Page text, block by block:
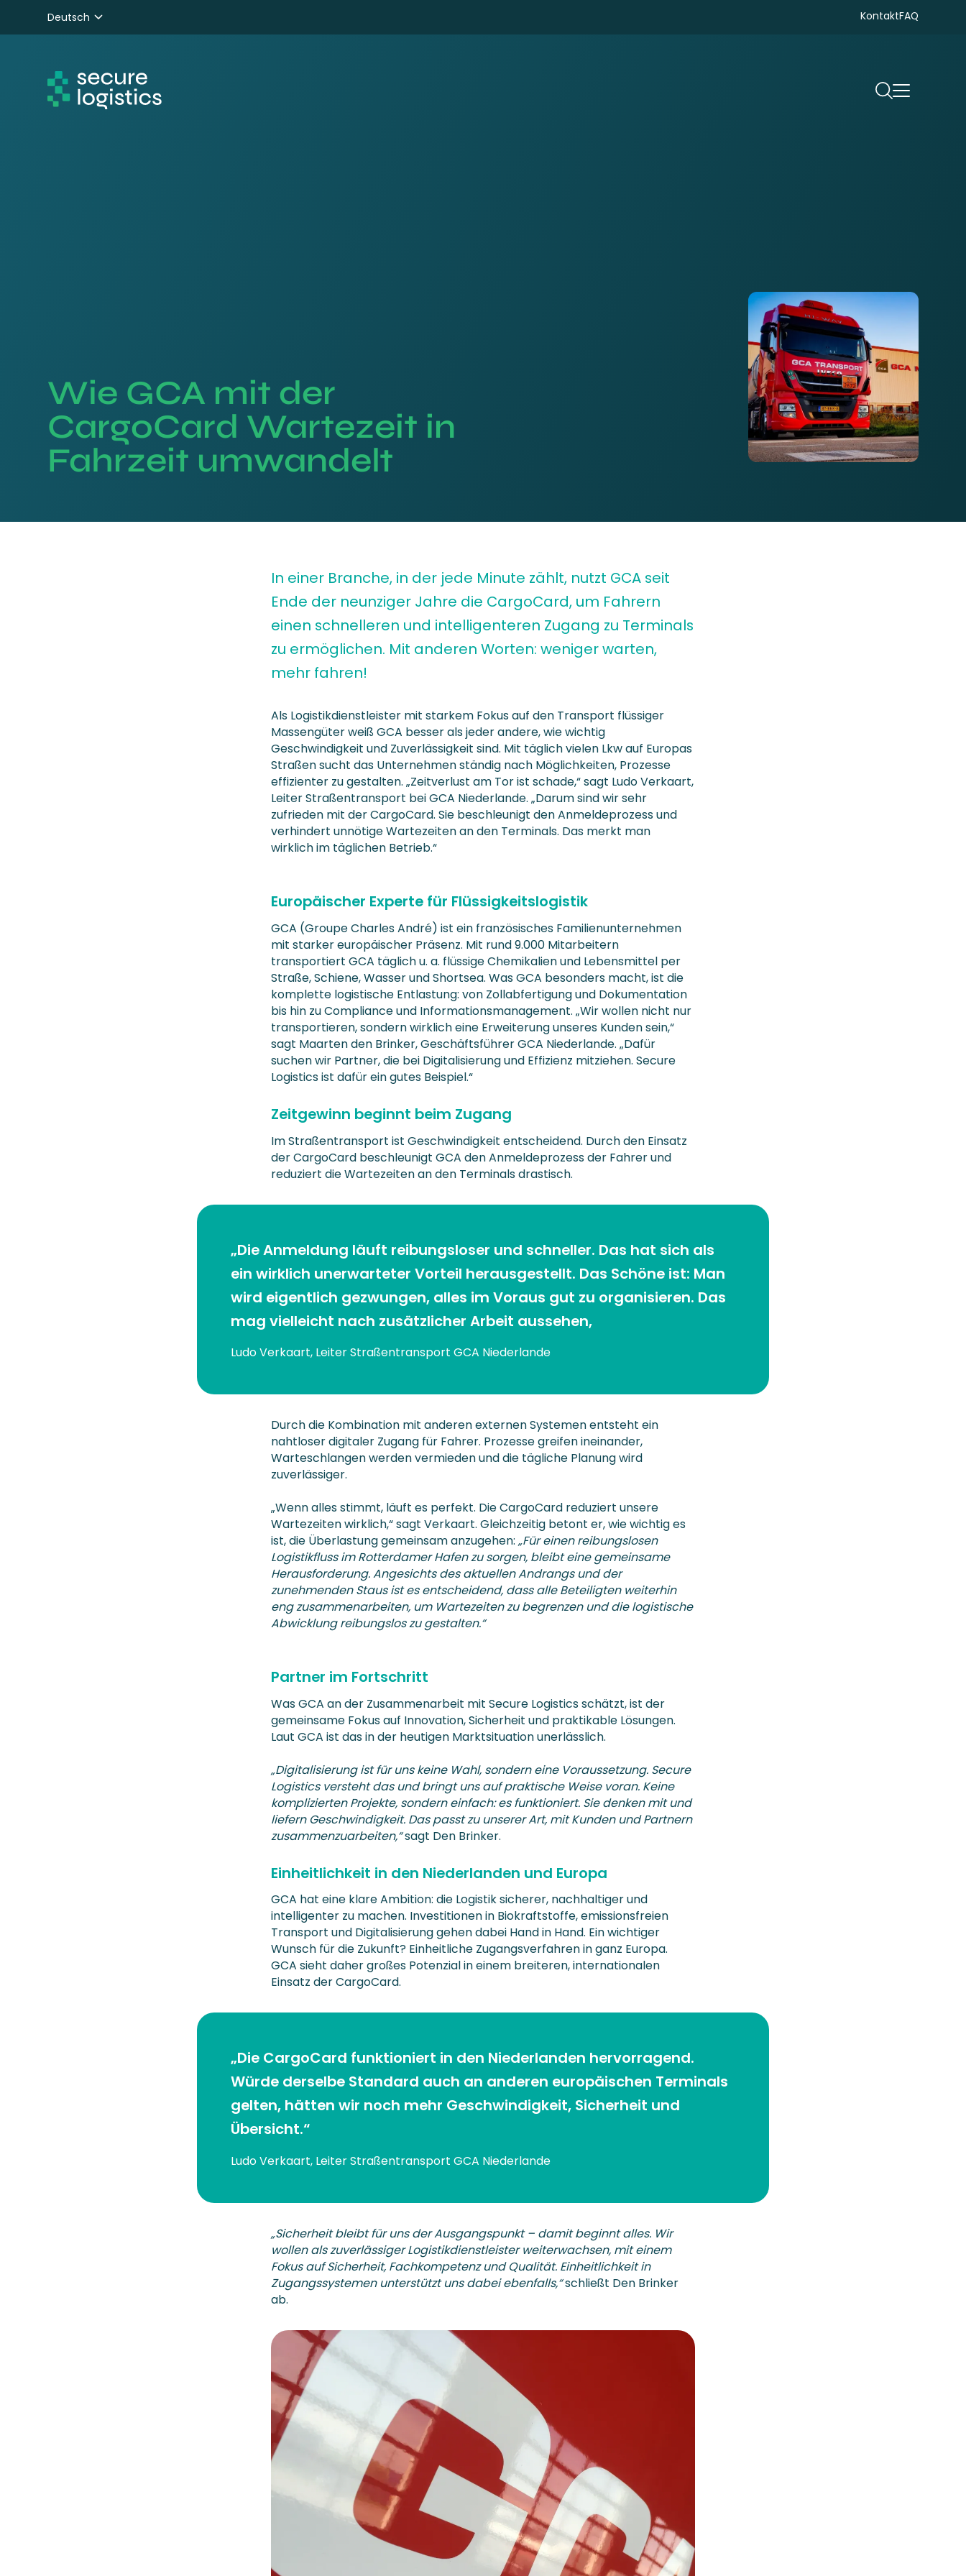
Deutsch
Nederlands
KontaktFAQ
Wie GCA mit der
CargoCard Wartezeit in
Fahrzeit umwandelt
In einer Branche, in der jede Minute zählt, nutzt GCA seit
Ende der neunziger Jahre die CargoCard, um Fahrern
einen schnelleren und intelligenteren Zugang zu Terminals
zu ermöglichen. Mit anderen Worten: weniger warten,
mehr fahren!
Als Logistikdienstleister mit starkem Fokus auf den Transport flüssiger
Massengüter weiß GCA besser als jeder andere, wie wichtig
Geschwindigkeit und Zuverlässigkeit sind. Mit täglich vielen Lkw auf Europas
Straßen sucht das Unternehmen ständig nach Möglichkeiten, Prozesse
effizienter zu gestalten. „Zeitverlust am Tor ist schade,“ sagt Ludo Verkaart,
Leiter Straßentransport bei GCA Niederlande. „Darum sind wir sehr
zufrieden mit der CargoCard. Sie beschleunigt den Anmeldeprozess und
verhindert unnötige Wartezeiten an den Terminals. Das merkt man
wirklich im täglichen Betrieb.“
Europäischer Experte für Flüssigkeitslogistik
GCA (Groupe Charles André) ist ein französisches Familienunternehmen
mit starker europäischer Präsenz. Mit rund 9.000 Mitarbeitern
transportiert GCA täglich u. a. flüssige Chemikalien und Lebensmittel per
Straße, Schiene, Wasser und Shortsea. Was GCA besonders macht, ist die
komplette logistische Entlastung: von Zollabfertigung und Dokumentation
bis hin zu Compliance und Informationsmanagement. „Wir wollen nicht nur
transportieren, sondern wirklich eine Erweiterung unseres Kunden sein,“
sagt Maarten den Brinker, Geschäftsführer GCA Niederlande. „Dafür
suchen wir Partner, die bei Digitalisierung und Effizienz mitziehen. Secure
Logistics ist dafür ein gutes Beispiel.“
Zeitgewinn beginnt beim Zugang
Im Straßentransport ist Geschwindigkeit entscheidend. Durch den Einsatz
der CargoCard beschleunigt GCA den Anmeldeprozess der Fahrer und
reduziert die Wartezeiten an den Terminals drastisch.
„Die Anmeldung läuft reibungsloser und schneller. Das hat sich als
ein wirklich unerwarteter Vorteil herausgestellt. Das Schöne ist: Man
wird eigentlich gezwungen, alles im Voraus gut zu organisieren. Das
mag vielleicht nach zusätzlicher Arbeit aussehen,
Ludo Verkaart, Leiter Straßentransport GCA Niederlande
Durch die Kombination mit anderen externen Systemen entsteht ein
nahtloser digitaler Zugang für Fahrer. Prozesse greifen ineinander,
Warteschlangen werden vermieden und die tägliche Planung wird
zuverlässiger.
„Wenn alles stimmt, läuft es perfekt. Die CargoCard reduziert unsere
Wartezeiten wirklich,“ sagt Verkaart. Gleichzeitig betont er, wie wichtig es
ist, die Überlastung gemeinsam anzugehen:„Für einen reibungslosen
Logistikfluss im Rotterdamer Hafen zu sorgen, bleibt eine gemeinsame
Herausforderung. Angesichts des aktuellen Andrangs und der
zunehmenden Staus ist es entscheidend, dass alle Beteiligten weiterhin
eng zusammenarbeiten, um Wartezeiten zu begrenzen und die logistische
Abwicklung reibungslos zu gestalten.“
Partner im Fortschritt
Was GCA an der Zusammenarbeit mit Secure Logistics schätzt, ist der
gemeinsame Fokus auf Innovation, Sicherheit und praktikable Lösungen.
Laut GCA ist das in der heutigen Marktsituation unerlässlich.
„Digitalisierung ist für uns keine Wahl, sondern eine Voraussetzung. Secure
Logistics versteht das und bringt uns auf praktische Weise voran. Keine
komplizierten Projekte, sondern einfach: es funktioniert. Sie denken mit und
liefern Geschwindigkeit. Das passt zu unserer Art, mit Kunden und Partnern
zusammenzuarbeiten,“sagt Den Brinker.
Einheitlichkeit in den Niederlanden und Europa
GCA hat eine klare Ambition: die Logistik sicherer, nachhaltiger und
intelligenter zu machen. Investitionen in Biokraftstoffe, emissionsfreien
Transport und Digitalisierung gehen dabei Hand in Hand. Ein wichtiger
Wunsch für die Zukunft? Einheitliche Zugangsverfahren in ganz Europa.
GCA sieht daher großes Potenzial in einem breiteren, internationalen
Einsatz der CargoCard.
„Die CargoCard funktioniert in den Niederlanden hervorragend.
Würde derselbe Standard auch an anderen europäischen Terminals
gelten, hätten wir noch mehr Geschwindigkeit, Sicherheit und
Übersicht.“
Ludo Verkaart, Leiter Straßentransport GCA Niederlande
„Sicherheit bleibt für uns der Ausgangspunkt – damit beginnt alles. Wir
wollen als zuverlässiger Logistikdienstleister weiterwachsen, mit einem
Fokus auf Sicherheit, Fachkompetenz und Qualität. Einheitlichkeit in
Zugangssystemen unterstützt uns dabei ebenfalls,“schließt Den Brinker
ab.